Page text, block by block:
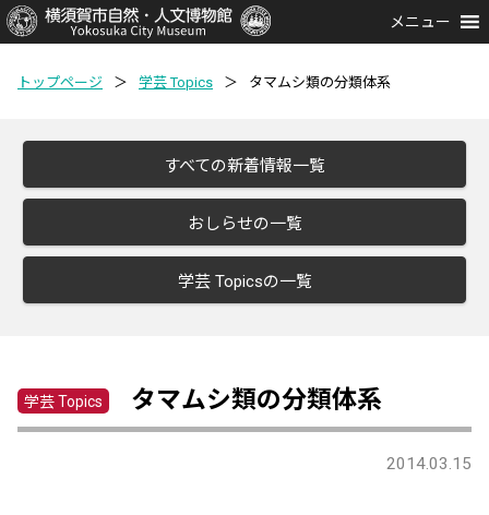
メニュー
トップページ ＞ 学芸 Topics ＞ タマムシ類の分類体系
すべての新着情報一覧
おしらせの一覧
学芸 Topicsの一覧
学芸 Topics タマムシ類の分類体系
2014.03.15